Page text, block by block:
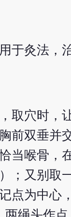
于灸法，
取穴时，
前双垂并
当喉骨，
；又别取
点为中心